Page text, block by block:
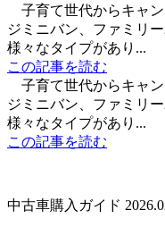
子育て世代からキャン
ジミニバン、ファミリ
様々なタイプがあり...
この記事を読む
子育て世代からキャン
ジミニバン、ファミリ
様々なタイプがあり...
この記事を読む
中古車購入ガイド